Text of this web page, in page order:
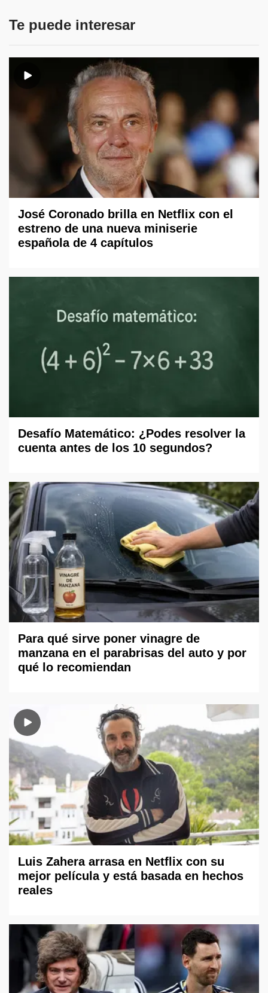
Te puede interesar
José Coronado brilla en Netflix con el
estreno de una nueva miniserie
española de 4 capítulos
Desafío Matemático: ¿Podes resolver la
cuenta antes de los 10 segundos?
Para qué sirve poner vinagre de
manzana en el parabrisas del auto y por
qué lo recomiendan
Luis Zahera arrasa en Netflix con su
mejor película y está basada en hechos
reales